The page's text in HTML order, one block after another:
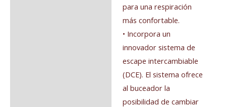
para una respiración
más confortable.
• Incorpora un
innovador sistema de
escape intercambiable
(DCE). El sistema ofrece
al buceador la
posibilidad de cambiar